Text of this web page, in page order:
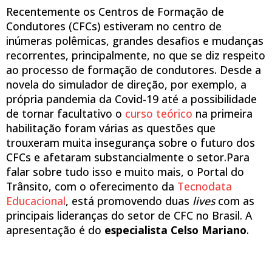
Recentemente os Centros de Formação de
Condutores (CFCs) estiveram no centro de
inúmeras polêmicas, grandes desafios e mudanças
recorrentes, principalmente, no que se diz respeito
ao processo de formação de condutores. Desde a
novela do simulador de direção, por exemplo, a
própria pandemia da Covid-19 até a possibilidade
de tornar facultativo o curso teórico na primeira
habilitação foram várias as questões que
trouxeram muita insegurança sobre o futuro dos
CFCs e afetaram substancialmente o setor.Para
falar sobre tudo isso e muito mais, o Portal do
Trânsito, com o oferecimento da Tecnodata
Educacional, está promovendo duas livescom as
principais lideranças do setor de CFC no Brasil. A
apresentação é do especialista Celso Mariano.